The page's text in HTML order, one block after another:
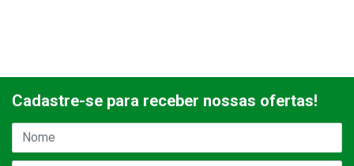
Cadastre-se para receber nossas ofertas!